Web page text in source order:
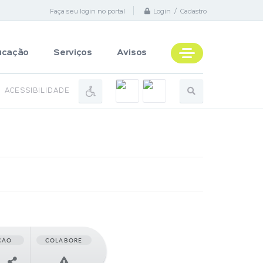
Faça seu login no portal Login / Cadastro
Serviços Avisos
ACESSIBILIDADE
COLABORE